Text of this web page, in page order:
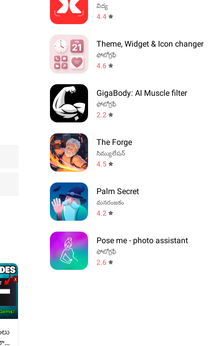
విద్య
4.4
Theme, Widget & Icon changer
ఫోటోగ్రఫీ
4.6
GigaBody: AI Muscle filter
ఫోటోగ్రఫీ
2.2
The Forge
సిమ్యులేషన్
4.5
Palm Secret
మనరంజకం
4.2
Pose me - photo assistant
ఫోటోగ్రఫీ
2.6